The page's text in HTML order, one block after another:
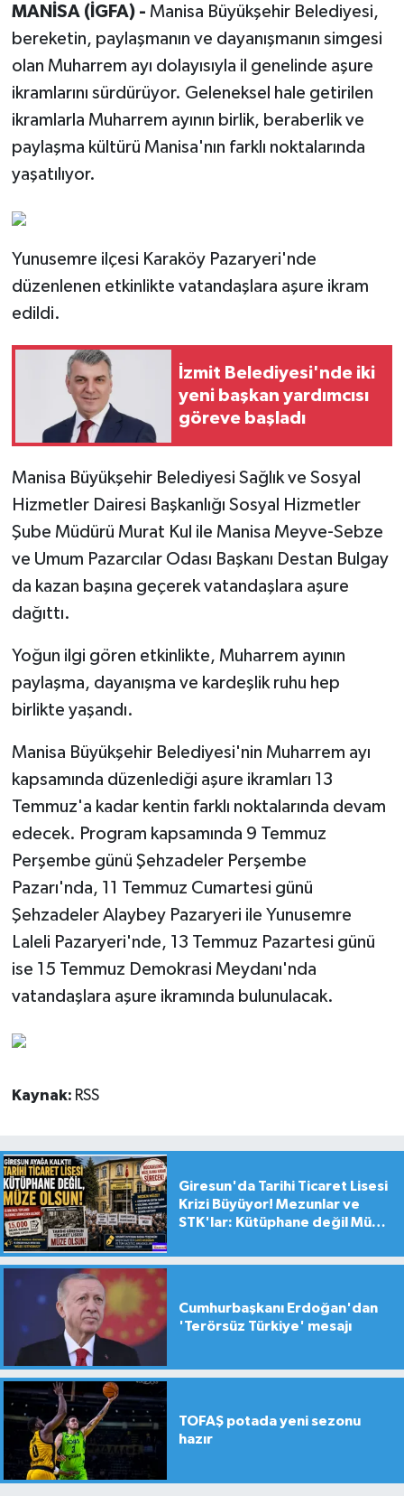
MANİSA (İGFA) - Manisa Büyükşehir Belediyesi,
bereketin, paylaşmanın ve dayanışmanın simgesi
olan Muharrem ayı dolayısıyla il genelinde aşure
ikramlarını sürdürüyor. Geleneksel hale getirilen
ikramlarla Muharrem ayının birlik, beraberlik ve
paylaşma kültürü Manisa'nın farklı noktalarında
yaşatılıyor.
Yunusemre ilçesi Karaköy Pazaryeri'nde
düzenlenen etkinlikte vatandaşlara aşure ikram
edildi.
İzmit Belediyesi'nde iki
yeni başkan yardımcısı
göreve başladı
Manisa Büyükşehir Belediyesi Sağlık ve Sosyal
Hizmetler Dairesi Başkanlığı Sosyal Hizmetler
Şube Müdürü Murat Kul ile Manisa Meyve-Sebze
ve Umum Pazarcılar Odası Başkanı Destan Bulgay
da kazan başına geçerek vatandaşlara aşure
dağıttı.
Yoğun ilgi gören etkinlikte, Muharrem ayının
paylaşma, dayanışma ve kardeşlik ruhu hep
birlikte yaşandı.
Manisa Büyükşehir Belediyesi'nin Muharrem ayı
kapsamında düzenlediği aşure ikramları 13
Temmuz'a kadar kentin farklı noktalarında devam
edecek. Program kapsamında 9 Temmuz
Perşembe günü Şehzadeler Perşembe
Pazarı'nda, 11 Temmuz Cumartesi günü
Şehzadeler Alaybey Pazaryeri ile Yunusemre
Laleli Pazaryeri'nde, 13 Temmuz Pazartesi günü
ise 15 Temmuz Demokrasi Meydanı'nda
vatandaşlara aşure ikramında bulunulacak.
Kaynak: RSS
Giresun'da Tarihi Ticaret Lisesi
Krizi Büyüyor! Mezunlar ve
STK'lar: Kütüphane değil Müze
Cumhurbaşkanı Erdoğan'dan
'Terörsüz Türkiye' mesajı
TOFAŞ potada yeni sezonu
hazır